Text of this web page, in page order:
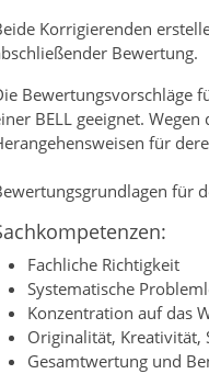
Korrigierenden
Bewertung.
Bewertungsvorschläge
BELL geeignet.
für
für
Fachliche Richtigkeit
Systematische
Konzentration auf das
Originalität,
Gesamtwertung und